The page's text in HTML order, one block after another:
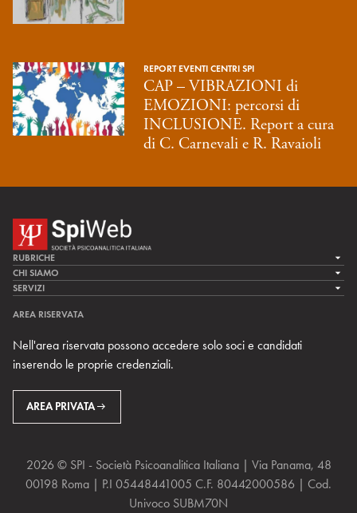
REPORT EVENTI CENTRI SPI
CAP – VIBRAZIONI di
EMOZIONI: percorsi di
INCLUSIONE. Report a cura
di C. Carnevali e R. Ravaioli
RUBRICHE
LA CURA
LA RICERCA
MULTIMEDIA
CHI SIAMO
LA SPI
TEAM DI SPIWEB
CONTATTI
RIVISTE
SERVIZI
ARCHIVIO STORICO
AREA RISERVATA
Nell'area riservata possono accedere solo soci e candidati
inserendo le proprie credenziali.
AREA PRIVATA
2026 © SPI - Società Psicoanalitica Italiana | Via Panama, 48
00198 Roma | P.I 05448441005 C.F. 80442000586 | Cod.
Univoco SUBM70N